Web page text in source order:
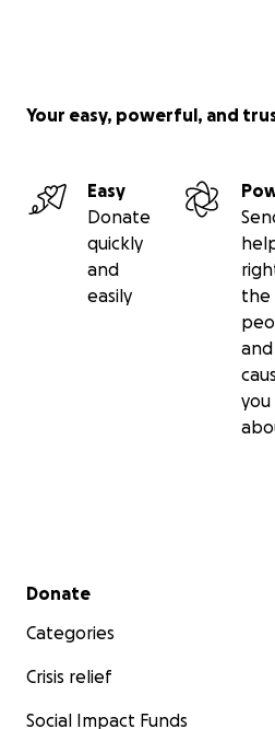
Your easy, powerful, and
Easy
Donate
quickly
and
easily
the
and
you
Secondary menu
Donate
Categories
Crisis relief
Social Impact Funds